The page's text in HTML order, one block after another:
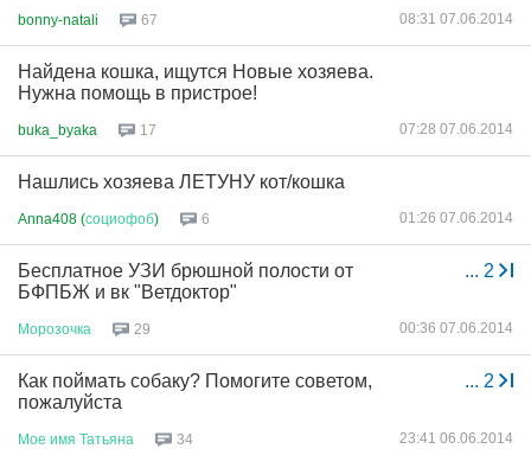
bonny-natali 67 08:31 07.06.2014
Найдена кошка, ищутся Новые хозяева.
Нужна помощь в пристрое!
buka_byaka 17 07:28 07.06.2014
Нашлись хозяева ЛЕТУНУ кот/кошка
Anna408 (социофоб) 6 01:26 07.06.2014
... 2
Бесплатное УЗИ брюшной полости от
БФПБЖ и вк "Ветдоктор"
Морозочка 29 00:36 07.06.2014
... 2
Как поймать собаку? Помогите советом,
пожалуйста
Мое имя Татьяна 34 23:41 06.06.2014